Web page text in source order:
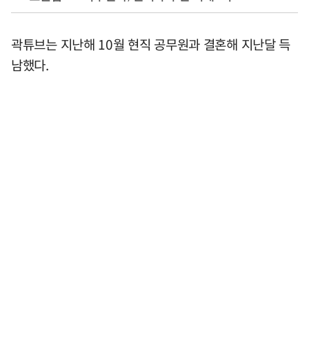
곽튜브는 지난해 10월 현직 공무원과 결혼해 지난달 득
남했다.